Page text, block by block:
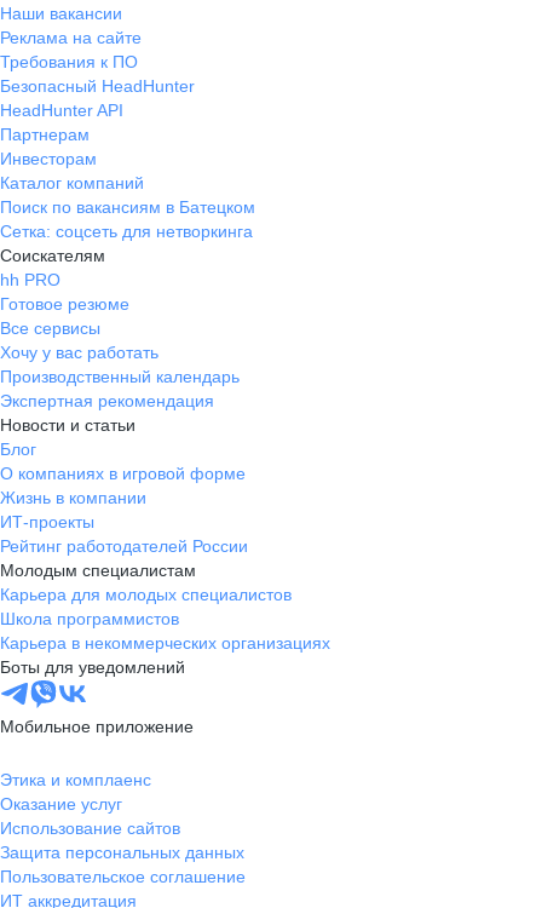
Наши вакансии
Реклама на сайте
Требования к ПО
Безопасный HeadHunter
HeadHunter API
Партнерам
Инвесторам
Каталог компаний
Поиск по вакансиям в Батецком
Сетка: соцсеть для нетворкинга
Соискателям
hh PRO
Готовое резюме
Все сервисы
Хочу у вас работать
Производственный календарь
Экспертная рекомендация
Новости и статьи
Блог
О компаниях в игровой форме
Жизнь в компании
ИТ-проекты
Рейтинг работодателей России
Молодым специалистам
Карьера для молодых специалистов
Школа программистов
Карьера в некоммерческих организациях
Боты для уведомлений
Мобильное приложение
Этика и комплаенс
Оказание услуг
Использование сайтов
Защита персональных данных
Пользовательское соглашение
ИТ аккредитация